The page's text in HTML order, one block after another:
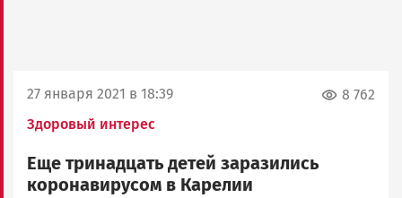
27 января 2021 в 18:39
Здоровый интерес
8 762
Еще тринадцать детей заразились
коронавирусом в Карелии